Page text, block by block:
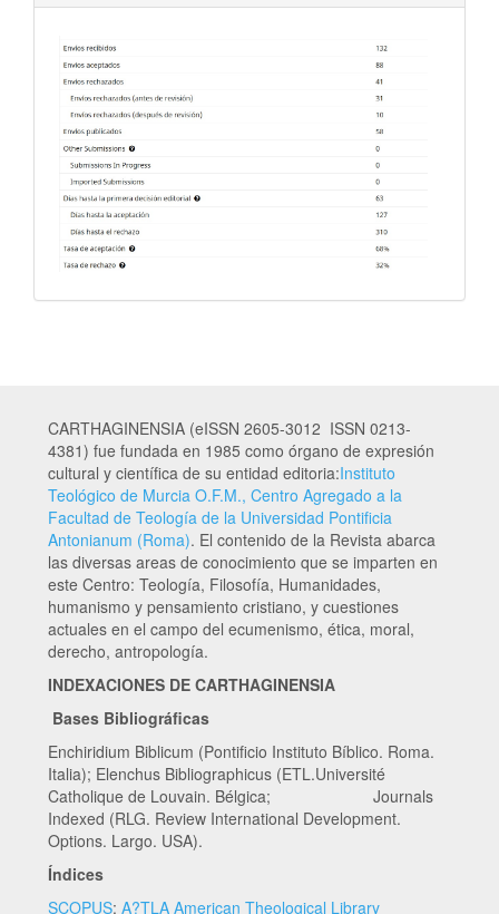
CARTHAGINENSIA (eISSN 2605-3012 ISSN 0213-
4381) fue fundada en 1985 como órgano de expresión
cultural y científica de su entidad editoria:Instituto
Teológico de Murcia O.F.M., Centro Agregado a la
Facultad de Teología de la Universidad Pontificia
Antonianum (Roma). El contenido de la Revista abarca
las diversas areas de conocimiento que se imparten en
este Centro: Teología, Filosofía, Humanidades,
humanismo y pensamiento cristiano, y cuestiones
actuales en el campo del ecumenismo, ética, moral,
derecho, antropología.
INDEXACIONES DE CARTHAGINENSIA
Bases Bibliográficas
Enchiridium Biblicum (Pontificio Instituto Bíblico. Roma.
Italia); Elenchus Bibliographicus (ETL.Université
Catholique de Louvain. Bélgica; Journals
Indexed (RLG. Review International Development.
Options. Largo. USA).
Índices
SCOPUS; A?TLA American Theological Library